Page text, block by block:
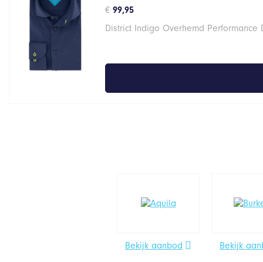
€ 99,95
District Indigo Overhemd Performance
Bekijk aanbod Bekijk